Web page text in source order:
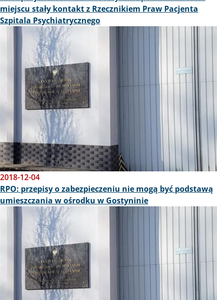
miejscu stały kontakt z Rzecznikiem Praw Pacjenta
Szpitala Psychiatrycznego
Obraz
2018-12-04
RPO: przepisy o zabezpieczeniu nie mogą być podstawą
umieszczania w ośrodku w Gostyninie
Obraz